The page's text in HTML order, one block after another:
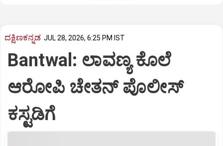
ದಕ್ಷಿಣಕನ್ನಡ JUL 28, 2026, 6:25 PM IST
Bantwal: ಲಾವಣ್ಯ ಕೊಲೆ
ಆರೋಪಿ ಚೇತನ್‌ ಪೊಲೀಸ್‌
ಕಸ್ಟಡಿಗೆ